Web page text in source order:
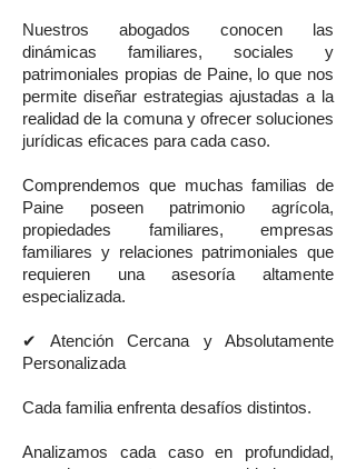
Nuestros abogados conocen las
dinámicas familiares, sociales y
patrimoniales propias de Paine, lo que nos
permite diseñar estrategias ajustadas a la
realidad de la comuna y ofrecer soluciones
jurídicas eficaces para cada caso.
Comprendemos que muchas familias de
Paine poseen patrimonio agrícola,
propiedades familiares, empresas
familiares y relaciones patrimoniales que
requieren una asesoría altamente
especializada.
✔ Atención Cercana y Absolutamente
Personalizada
Cada familia enfrenta desafíos distintos.
Analizamos cada caso en profundidad,